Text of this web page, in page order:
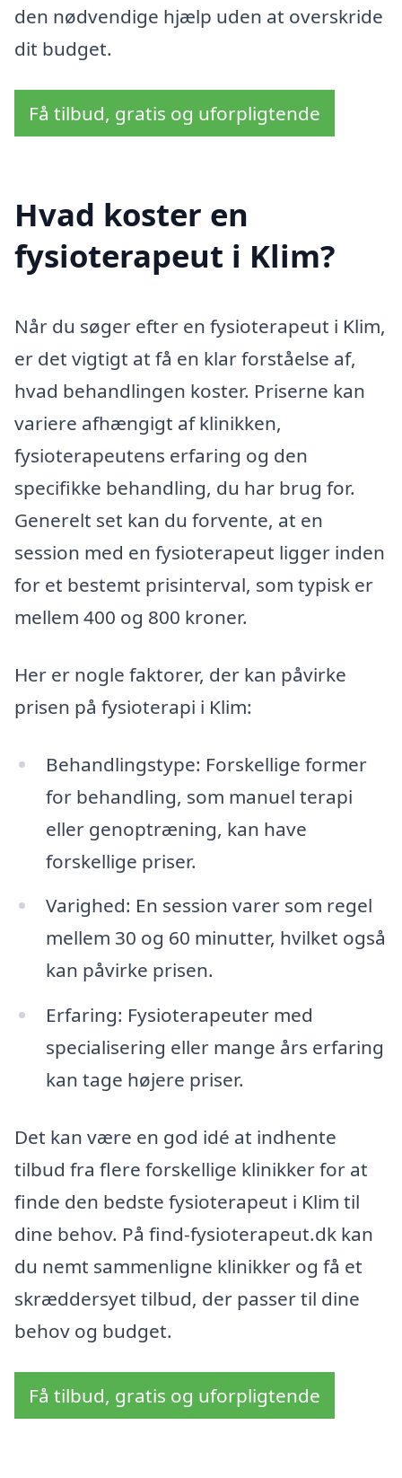
den nødvendige hjælp uden at overskride
dit budget.
Få tilbud, gratis og uforpligtende
Hvad koster en
fysioterapeut i Klim?
Når du søger efter en fysioterapeut i Klim,
er det vigtigt at få en klar forståelse af,
hvad behandlingen koster. Priserne kan
variere afhængigt af klinikken,
fysioterapeutens erfaring og den
specifikke behandling, du har brug for.
Generelt set kan du forvente, at en
session med en fysioterapeut ligger inden
for et bestemt prisinterval, som typisk er
mellem 400 og 800 kroner.
Her er nogle faktorer, der kan påvirke
prisen på fysioterapi i Klim:
Behandlingstype: Forskellige former
for behandling, som manuel terapi
eller genoptræning, kan have
forskellige priser.
Varighed: En session varer som regel
mellem 30 og 60 minutter, hvilket også
kan påvirke prisen.
Erfaring: Fysioterapeuter med
specialisering eller mange års erfaring
kan tage højere priser.
Det kan være en god idé at indhente
tilbud fra flere forskellige klinikker for at
finde den bedste fysioterapeut i Klim til
dine behov. På find-fysioterapeut.dk kan
du nemt sammenligne klinikker og få et
skræddersyet tilbud, der passer til dine
behov og budget.
Få tilbud, gratis og uforpligtende